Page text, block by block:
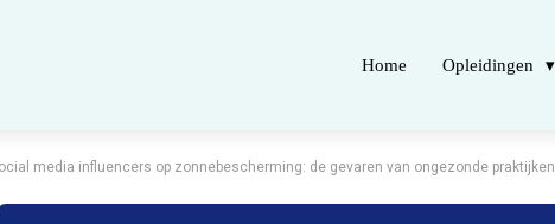
Home Opleidingen
media influencers op zonnebescherming: de gevaren van ongezonde praktijken